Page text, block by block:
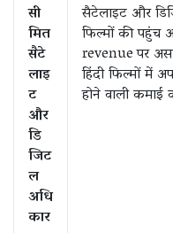
सी
मित
सैटे
लाइ
ट
और
डि
जिट
ल
अधि
कार
सैटेलाइट और
फिल्मों की पहुंच
revenue पर
हिंदी फिल्मों में
होने वाली कमाई